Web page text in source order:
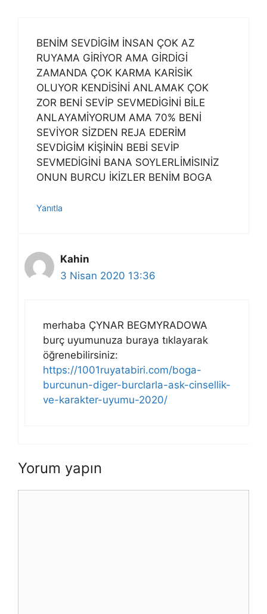
BENİM SEVDİGİM İNSAN ÇOK AZ
RUYAMA GİRİYOR AMA GİRDİGİ
ZAMANDA ÇOK KARMA KARİSİK
OLUYOR KENDİSİNİ ANLAMAK ÇOK
ZOR BENİ SEVİP SEVMEDİGİNİ BİLE
ANLAYAMİYORUM AMA 70% BENİ
SEVİYOR SİZDEN REJA EDERİM
SEVDİGİM KİŞİNİN BEBİ SEVİP
SEVMEDİGİNİ BANA SOYLERLİMİSINİZ
ONUN BURCU İKİZLER BENİM BOGA
Yanıtla
Kahin
3 Nisan 2020 13:36
merhaba ÇYNAR BEGMYRADOWA
burç uyumunuza buraya tıklayarak
öğrenebilirsiniz:
https://1001ruyatabiri.com/boga-
burcunun-diger-burclarla-ask-cinsellik-
ve-karakter-uyumu-2020/
Yorum yapın